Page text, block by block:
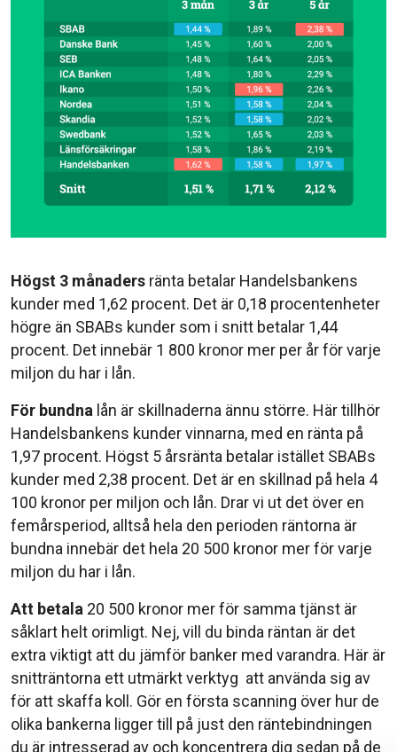
Högst 3 månaders ränta betalar Handelsbankens
kunder med 1,62 procent. Det är 0,18 procentenheter
högre än SBABs kunder som i snitt betalar 1,44
procent. Det innebär 1 800 kronor mer per år för varje
miljon du har i lån.
För bundna lån är skillnaderna ännu större. Här tillhör
Handelsbankens kunder vinnarna, med en ränta på
1,97 procent. Högst 5 årsränta betalar istället SBABs
kunder med 2,38 procent. Det är en skillnad på hela 4
100 kronor per miljon och lån. Drar vi ut det över en
femårsperiod, alltså hela den perioden räntorna är
bundna innebär det hela 20 500 kronor mer för varje
miljon du har i lån.
Att betala 20 500 kronor mer för samma tjänst är
såklart helt orimligt. Nej, vill du binda räntan är det
extra viktigt att du jämför banker med varandra. Här är
snitträntorna ett utmärkt verktyg att använda sig av
för att skaffa koll. Gör en första scanning över hur de
olika bankerna ligger till på just den räntebindningen
du är intresserad av och koncentrera dig sedan på de